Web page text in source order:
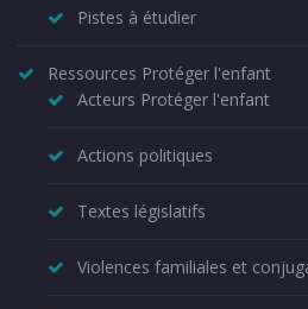
Pistes à étudier
Ressources Protéger l'enfant
Acteurs Protéger l'enfant
Actions politiques
Textes législatifs
Violences familiales et